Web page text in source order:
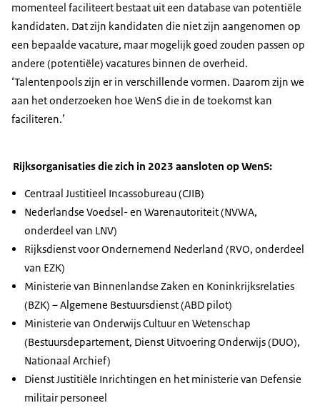
momenteel faciliteert bestaat uit een database van potentiële
kandidaten. Dat zijn kandidaten die niet zijn aangenomen op
een bepaalde vacature, maar mogelijk goed zouden passen op
andere (potentiële) vacatures binnen de overheid.
‘Talentenpools zijn er in verschillende vormen. Daarom zijn we
aan het onderzoeken hoe WenS die in de toekomst kan
faciliteren.’
Rijksorganisaties die zich in 2023 aansloten op WenS:
Centraal Justitieel Incassobureau (CJIB)
Nederlandse Voedsel- en Warenautoriteit (NVWA,
onderdeel van LNV)
Rijksdienst voor Ondernemend Nederland (RVO, onderdeel
van EZK)
Ministerie van Binnenlandse Zaken en Koninkrijksrelaties
(BZK) – Algemene Bestuursdienst (ABD pilot)
Ministerie van Onderwijs Cultuur en Wetenschap
(Bestuursdepartement, Dienst Uitvoering Onderwijs (DUO),
Nationaal Archief)
Dienst Justitiële Inrichtingen en het ministerie van Defensie
militair personeel